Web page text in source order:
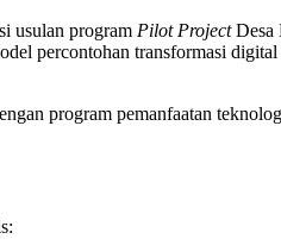
usulan program Pilot ProjectDesa
percontohan transformasi
program pemanfaatan